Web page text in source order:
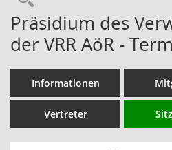
Präsidium des
der VRR AöR -
Informationen
Vertreter